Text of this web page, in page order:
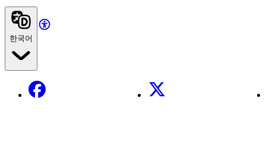
한국어
Facebook X